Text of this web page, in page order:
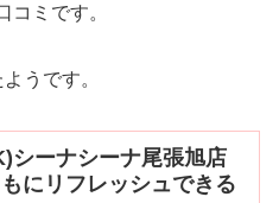
コミです。
うです。
シーナシーナ尾張旭店
にリフレッシュできる